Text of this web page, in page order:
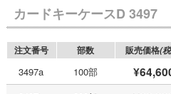
カードキーケースD 3497
注文番号 部数 販売価格(
3497a 100部